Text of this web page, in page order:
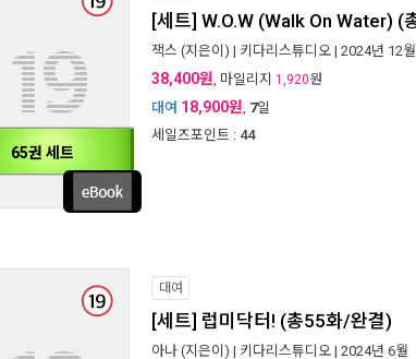
65권 세트
[세트] W.O.W (Walk On Water) (
잭스 (지은이) | 키다리스튜디오 | 2024년 12월
38,400원, 마일리지 1,920원
대여 18,900원, 7일
세일즈포인트 : 44
대여
[세트] 럽미닥터! (총55화/완결)
아나 (지은이) | 키다리스튜디오 | 2024년 6월